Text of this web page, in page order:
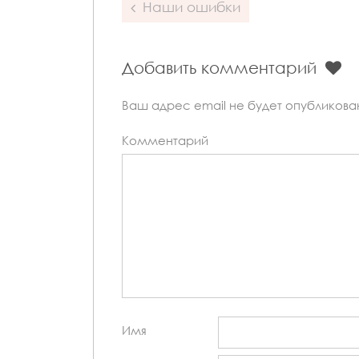
Наши ошибки
Добавить комментарий
Ваш адрес email не будет
Комментарий
Имя